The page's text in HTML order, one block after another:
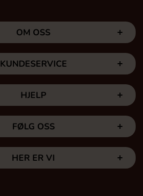
OM OSS
KUNDESERVICE
HJELP
FØLG OSS
HER ER VI